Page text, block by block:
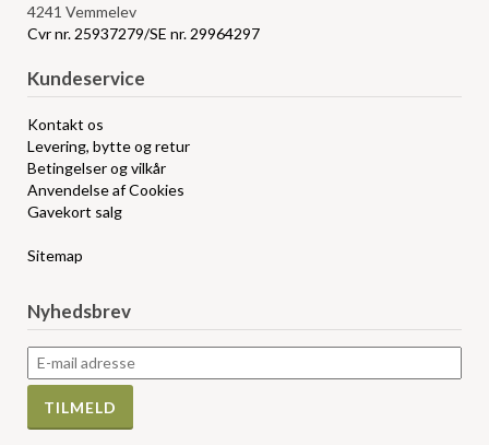
4241 Vemmelev
Cvr nr. 25937279/SE nr. 29964297
Kundeservice
Kontakt os
Levering, bytte og retur
Betingelser og vilkår
Anvendelse af Cookies
Gavekort salg
Sitemap
Nyhedsbrev